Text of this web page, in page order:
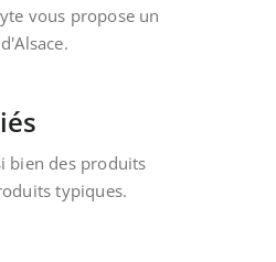
vous propose un
bien des produits
typiques.